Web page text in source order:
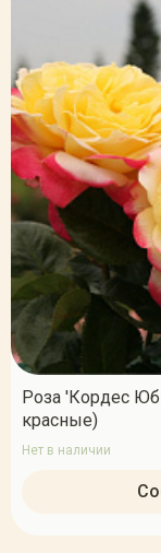
Роза 'Кордес
красные)
Нет в наличии